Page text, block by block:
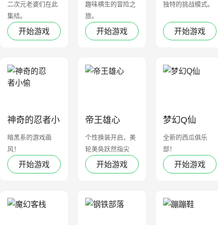
二次元老婆们在此
集结。
开始游戏
趣味横生的冒险之
旅。
开始游戏
独特的挑战模式。
开始游戏
神奇的忍者小
偷
暗黑系的游戏画
风！
开始游戏
帝王雄心
个性换装开启，美
轮美奂跃然指尖
开始游戏
梦幻Q仙
全新的西瓜俱乐
部！
开始游戏